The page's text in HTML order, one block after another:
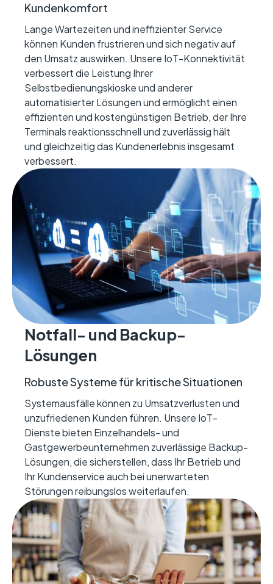
Kundenkomfort
Lange Wartezeiten und ineffizienter Service
können Kunden frustrieren und sich negativ auf
den Umsatz auswirken. Unsere IoT-Konnektivität
verbessert die Leistung Ihrer
Selbstbedienungskioske und anderer
automatisierter Lösungen und ermöglicht einen
effizienten und kostengünstigen Betrieb, der Ihre
Terminals reaktionsschnell und zuverlässig hält
und gleichzeitig das Kundenerlebnis insgesamt
verbessert.
Notfall- und Backup-
Lösungen
Robuste Systeme für kritische Situationen
Systemausfälle können zu Umsatzverlusten und
unzufriedenen Kunden führen. Unsere IoT-
Dienste bieten Einzelhandels- und
Gastgewerbeunternehmen zuverlässige Backup-
Lösungen, die sicherstellen, dass Ihr Betrieb und
Ihr Kundenservice auch bei unerwarteten
Störungen reibungslos weiterlaufen.